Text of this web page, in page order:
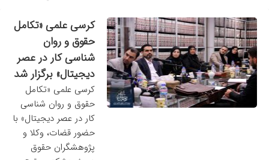
کرسی علمی «تکامل
حقوق و روان
شناسی کار در عصر
دیجیتال» برگزار شد
کرسی علمی «تکامل
حقوق و روان شناسی
کار در عصر دیجیتال» با
حضور قضات، وکلا و
پژوهشگران حقوق